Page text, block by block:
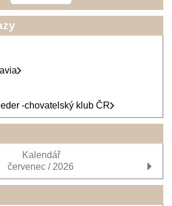
-chovatelský klub ČR
Kalendář
červenec / 2026